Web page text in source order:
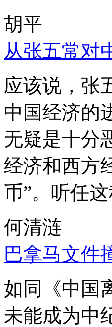
胡平
从张五常对
应该说，张
中国经济的
无疑是十分
经济和西方
币”。听任
何清涟
巴拿马文件
如同《中国
未能成为中